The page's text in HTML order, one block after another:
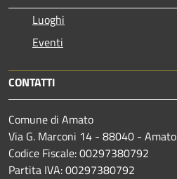
Luoghi
Eventi
CONTATTI
Comune di Amato
Via G. Marconi 14 - 88040 - Amato
Codice Fiscale: 00297380792
Partita IVA: 00297380792